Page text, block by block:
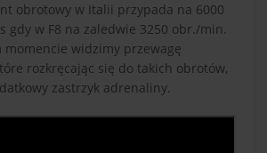
obrotowy w Italii przypada na 6000
gdy w F8 na zaledwie 3250 obr./min.
momencie widzimy przewagę
rozkręcając się do takich obrotów,
zastrzyk adrenaliny.